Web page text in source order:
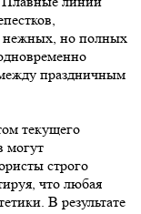
нежных, но полных
праздничным
текущего
могут
строго
что любая
В результате